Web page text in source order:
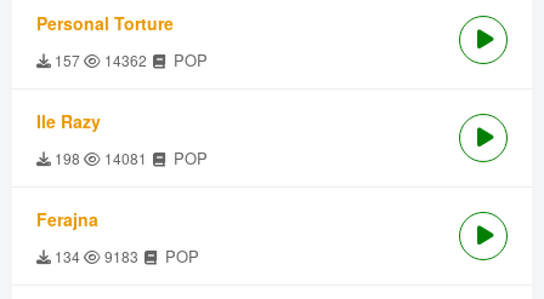
Personal Torture
157 14362 POP
Ile Razy
198 14081 POP
Ferajna
134 9183 POP